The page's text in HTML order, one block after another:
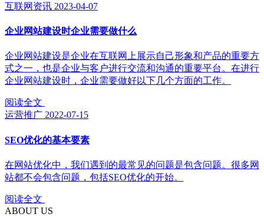
互联网资讯 2023-04-07
企业网站建设时企业需要做什么
企业网站建设是企业在互联网上展示自己形象和产品的重要方
式之一，也是企业与客户进行交流和沟通的重要平台。在进行
企业网站建设时，企业需要做好以下几个方面的工作。
阅读全文
运营推广 2022-07-15
SEO优化的基本要素
在网站优化中，我们遇到的最常见的问题是包含问题。很多网
站都不会包含问题，包括SEO优化的开始。
阅读全文
ABOUT US